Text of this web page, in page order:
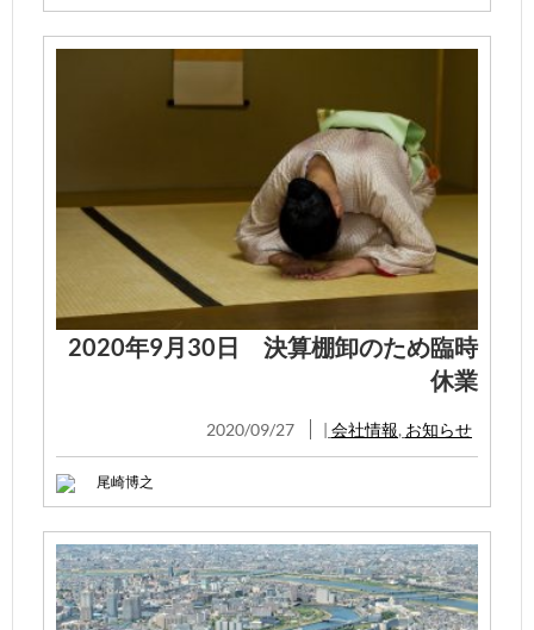
2020年9月30日 決算棚卸のため臨時
休業
2020/09/27 | 会社情報, お知らせ
尾崎博之